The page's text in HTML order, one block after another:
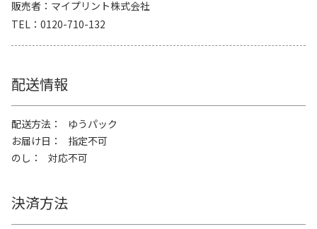
販売者
マイプリント株式会社
TEL
0120-710-132
配送情報
配送方法
ゆうパック
お届け日
指定不可
のし
対応不可
決済方法